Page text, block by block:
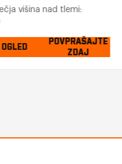
višina nad tlemi:
OGLED
POVPRAŠAJTE
ZDAJ